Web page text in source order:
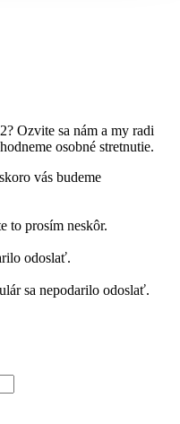
Ozvite sa nám a my radi
osobné stretnutie.
vás budeme
to prosím neskôr.
odoslať.
sa nepodarilo odoslať.